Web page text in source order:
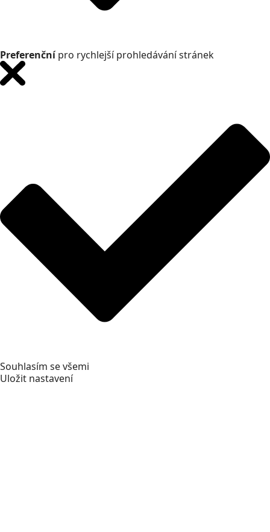
Preferenčnípro rychlejší prohledávání stránek
Souhlasím se všemi
Uložit nastavení